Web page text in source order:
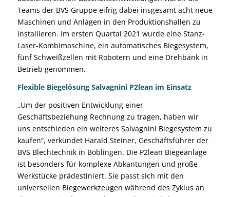
Teams der BVS Gruppe eifrig dabei insgesamt acht neue
Maschinen und Anlagen in den Produktionshallen zu
installieren. Im ersten Quartal 2021 wurde eine Stanz-
Laser-Kombimaschine, ein automatisches Biegesystem,
fünf Schweißzellen mit Robotern und eine Drehbank in
Betrieb genommen.
Flexible Biegelösung Salvagnini P2lean im Einsatz
„Um der positiven Entwicklung einer
Geschäftsbeziehung Rechnung zu tragen, haben wir
uns entschieden ein weiteres Salvagnini Biegesystem zu
kaufen“, verkündet Harald Steiner, Geschäftsführer der
BVS Blechtechnik in Böblingen. Die P2lean Biegeanlage
ist besonders für komplexe Abkantungen und große
Werkstücke prädestiniert. Sie passt sich mit den
universellen Biegewerkzeugen während des Zyklus an